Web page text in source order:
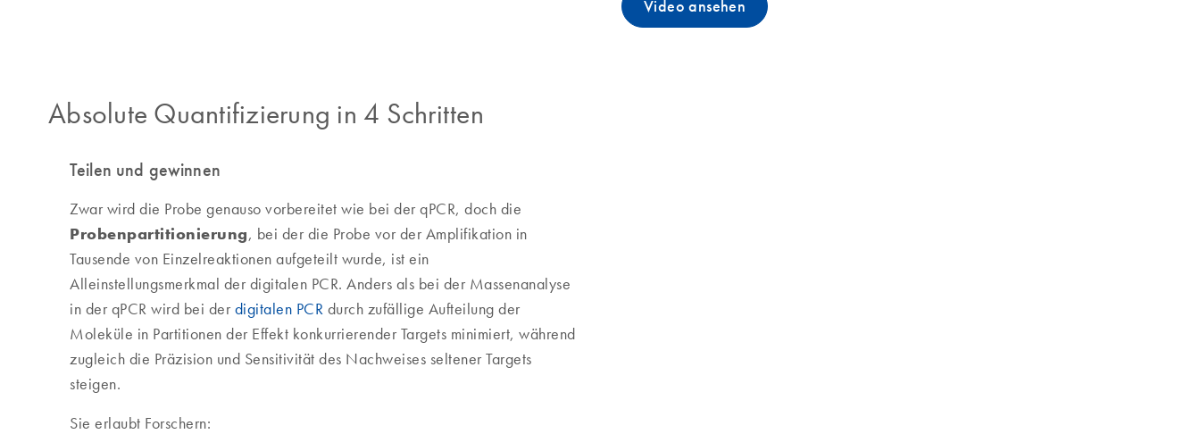
Video ansehen
Absolute Quantifizierung in 4 Schritten
Teilen und gewinnen
Zwar wird die Probe genauso vorbereitet wie bei der qPCR, doch die
Probenpartitionierung, bei der die Probe vor der Amplifikation in
Tausende von Einzelreaktionen aufgeteilt wurde, ist ein
Alleinstellungsmerkmal der digitalen PCR. Anders als bei der Massenanalyse
in der qPCR wird bei der digitalen PCR durch zufällige Aufteilung der
Moleküle in Partitionen der Effekt konkurrierender Targets minimiert, während
zugleich die Präzision und Sensitivität des Nachweises seltener Targets
steigen.
Sie erlaubt Forschern: